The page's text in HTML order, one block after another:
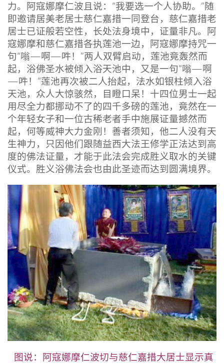
力。阿寇娜摩仁波且说：“我要选一个人协助。”随
即邀请居美老居士慈仁嘉措一同登台，慈仁嘉措老
居士已证般若空性，长处法身境中，证量非凡。阿
寇娜摩和慈仁嘉措各执莲池一边，阿寇娜摩持咒一
句“嗡—啊—吽！”两人双臂启动，莲池竟轰然而
起，浴佛圣水被倾入浴天池中，又是一句“嗡—啊
—吽！”莲池再次被二人抬起，法水如银柱倾入浴
天池，众人大惊骇然，目瞪口呆！十四位男士一起
用尽全力都挪动不了的四千多磅的莲池，竟然在一
个年轻女子和一位古稀老者手中施展证量撼然而
起，何等威神大力金刚！善者须知，他二人没有天
生神力，只因他们跟随益西大法王修学正法达到高
度的佛法证量，才能于此法会完成胜义取水的关键
仪式。胜义浴佛法会也由此圣迹而达到圆满境界。
图说：阿寇娜摩仁波切与慈仁嘉措大居士显示真